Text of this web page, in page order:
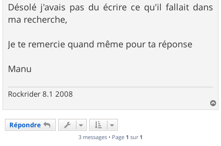
s
s
a
Désolé j'avais pas du écrire ce qu'il fallait dans
ma recherche,
Je te remercie quand même pour ta réponse
Manu
Rockrider 8.1 2008
a
Répondre
3 messages • Page 1 sur 1